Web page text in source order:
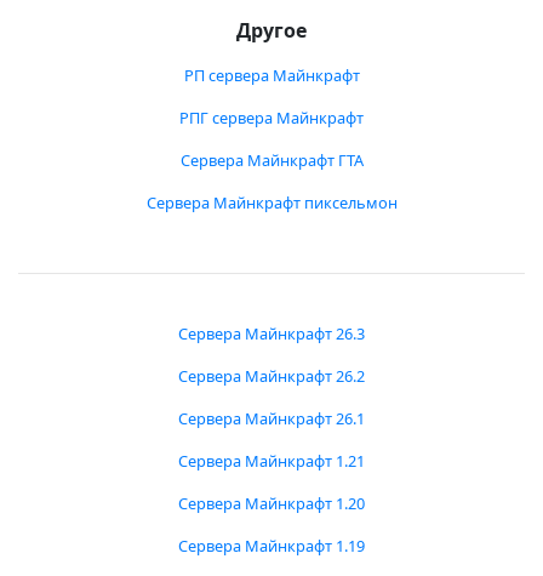
Другое
РП сервера Майнкрафт
РПГ сервера Майнкрафт
Сервера Майнкрафт ГТА
Сервера Майнкрафт пиксельмон
Сервера Майнкрафт 26.3
Сервера Майнкрафт 26.2
Сервера Майнкрафт 26.1
Сервера Майнкрафт 1.21
Сервера Майнкрафт 1.20
Сервера Майнкрафт 1.19